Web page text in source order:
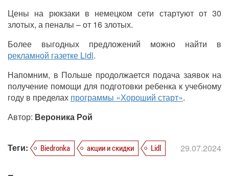
Цены на рюкзаки в немецком сети стартуют от 30
злотых, а пеналы – от 16 злотых.
Более выгодных предложений можно найти в
рекламной газетке Lidl.
Напомним, в Польше продолжается подача заявок на
получение помощи для подготовки ребенка к учебному
году в пределах программы «Хороший старт».
Автор: Вероника Рой
Теги: Biedronka акции и скидки Lidl 29.07.2024